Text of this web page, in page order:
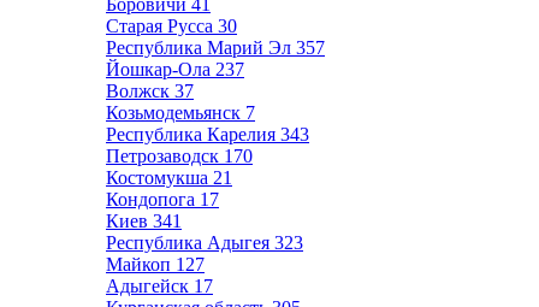
Боровичи 41
Старая Русса 30
Республика Марий Эл 357
Йошкар-Ола 237
Волжск 37
Козьмодемьянск 7
Республика Карелия 343
Петрозаводск 170
Костомукша 21
Кондопога 17
Киев 341
Республика Адыгея 323
Майкоп 127
Адыгейск 17